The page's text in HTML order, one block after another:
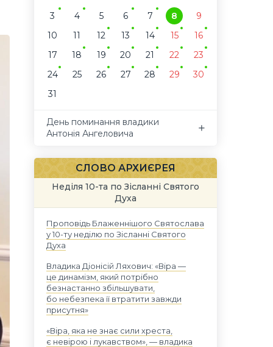
3
4 5 6 7 8
9
10
11 12 13 14 15
16
17
18 19 20 21 22
23
24
25 26 27 28 29
30
31
День поминання владики
Антонія Ангеловича
СЛОВО АРХИЄРЕЯ
Неділя 10-та по Зісланні Святого
Духа
Проповідь Блаженнішого Святослава
у 10-ту неділю по Зісланні Святого
Духа
Владика Діонісій Ляхович: «Віра —
це динамізм, який потрібно
безнастанно збільшувати,
бо небезпека її втратити завжди
присутня»
«Віра, яка не знає сили хреста,
є невірою і лукавством», — владика